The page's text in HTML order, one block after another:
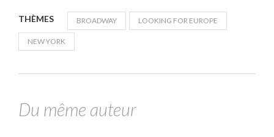
THÈMES BROADWAY LOOKING FOR EUROPE
NEW YORK
Du même auteur